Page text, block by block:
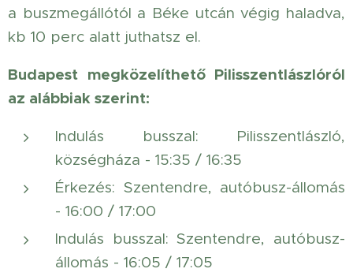
a buszmegállótól a Béke utcán végig haladva,
kb 10 perc alatt juthatsz el.
Budapest megközelíthető Pilisszentlászlóról
az alábbiak szerint:
Indulás busszal: Pilisszentlászló,
községháza - 15:35 / 16:35
Érkezés: Szentendre, autóbusz-állomás
- 16:00 / 17:00
Indulás busszal: Szentendre, autóbusz-
állomás - 16:05 / 17:05